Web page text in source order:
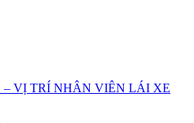
– VỊ TRÍ NHÂN VIÊN LÁI XE